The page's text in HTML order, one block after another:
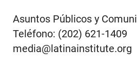
Asuntos Públicos y
Teléfono: (202) 621-1409
media@latinainstitute.org